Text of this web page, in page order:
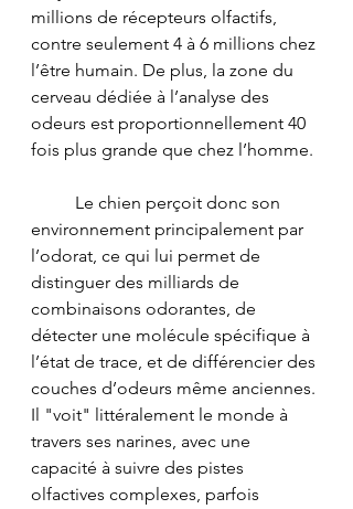
millions de récepteurs olfactifs,
contre seulement 4 à 6 millions chez
l’être humain. De plus, la zone du
cerveau dédiée à l’analyse des
odeurs est proportionnellement 40
fois plus grande que chez l’homme.
environnement principalement par
l’odorat, ce qui lui permet de
distinguer des milliards de
combinaisons odorantes, de
détecter une molécule spécifique à
l’état de trace, et de différencier des
couches d’odeurs même anciennes.
Il "voit" littéralement le monde à
travers ses narines, avec une
capacité à suivre des pistes
olfactives complexes, parfois